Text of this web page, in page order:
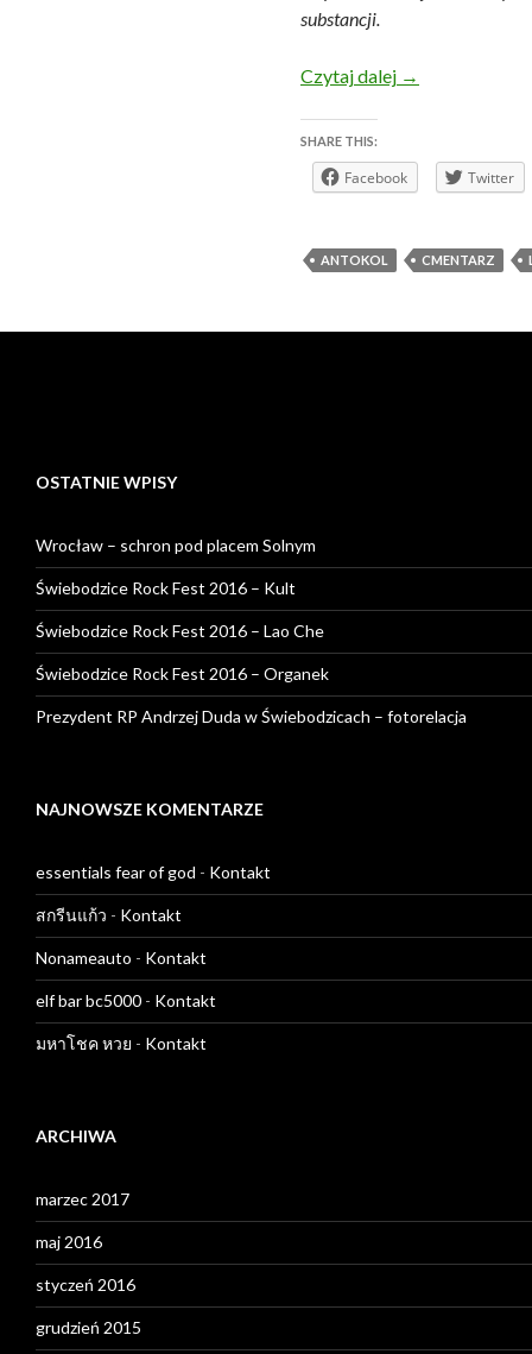
substancji.
Czytaj dalej Wileńskie
→
SHARE THIS:
Facebook Twitter
ANTOKOL CMENTARZ
OSTATNIE WPISY
Wrocław – schron pod placem Solnym
Świebodzice Rock Fest 2016 – Kult
Świebodzice Rock Fest 2016 – Lao Che
Świebodzice Rock Fest 2016 – Organek
Prezydent RP Andrzej Duda w Świebodzicach – fotorelacja
NAJNOWSZE KOMENTARZE
essentials fear of god - Kontakt
สกรีนแก้ว - Kontakt
Nonameauto - Kontakt
elf bar bc5000 - Kontakt
มหาโชค หวย - Kontakt
ARCHIWA
marzec 2017
maj 2016
styczeń 2016
grudzień 2015